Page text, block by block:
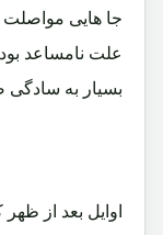
جا هایی مواصلت
علت نامساعد
بسیار به سادگی
اوایل بعد از